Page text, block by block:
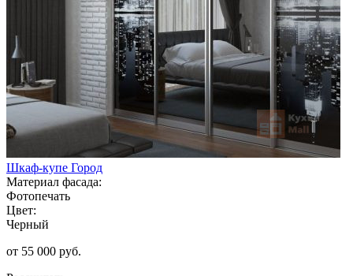
Шкаф-купе Город
Материал фасада:
Фотопечать
Цвет:
Черный
от 55 000 руб.